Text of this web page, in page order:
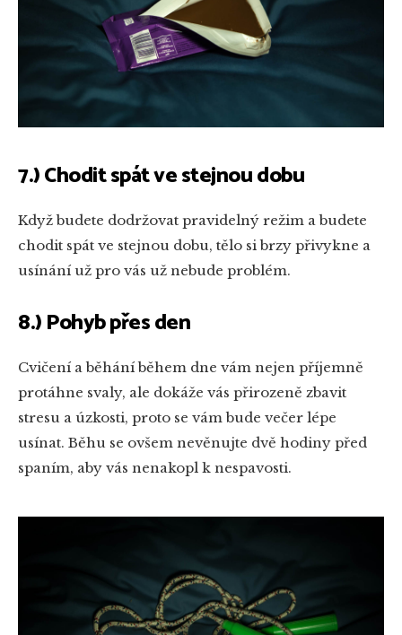
7.) Chodit spát ve stejnou dobu
Když budete dodržovat pravidelný režim a budete
chodit spát ve stejnou dobu, tělo si brzy přivykne a
usínání už pro vás už nebude problém.
8.) Pohyb přes den
Cvičení a běhání během dne vám nejen příjemně
protáhne svaly, ale dokáže vás přirozeně zbavit
stresu a úzkosti, proto se vám bude večer lépe
usínat. Běhu se ovšem nevěnujte dvě hodiny před
spaním, aby vás nenakopl k nespavosti.